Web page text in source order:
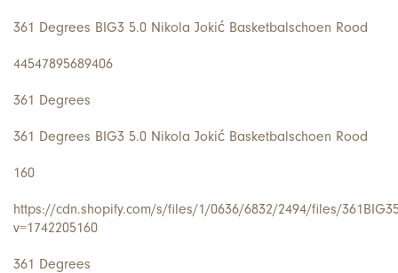
361 Degrees BIG3 5.0 Nikola Jokić Basketbalschoen Rood
44547895689406
361 Degrees
361 Degrees BIG3 5.0 Nikola Jokić Basketbalschoen Rood
160
https://cdn.shopify.com/s/files/1/0636/6832/2494/files/
v=1742205160
361 Degrees